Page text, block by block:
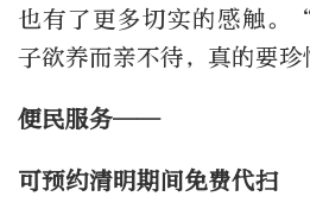
也有了更多切实的感触。
子欲养而亲不待，真的要珍
便民服务——
可预约清明期间免费代扫